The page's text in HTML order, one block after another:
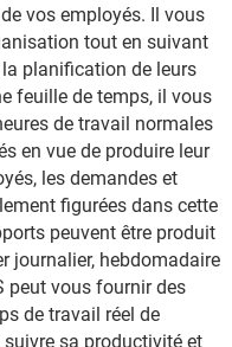
vos employés. Il vous
tout en suivant
planification de leurs
feuille de temps, il vous
de travail normales
en vue de produire leur
les demandes et
figurées dans cette
peuvent être produit
journalier, hebdomadaire
peut vous fournir des
de travail réel de
sa productivité et